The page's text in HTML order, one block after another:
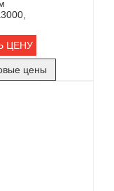
3000,
ЦЕНУ
цены